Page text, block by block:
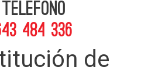
telefono
484 336
de